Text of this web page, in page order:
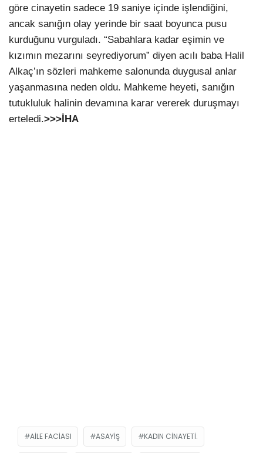
göre cinayetin sadece 19 saniye içinde işlendiğini,
ancak sanığın olay yerinde bir saat boyunca pusu
kurduğunu vurguladı. “Sabahlara kadar eşimin ve
kızımın mezarını seyrediyorum” diyen acılı baba Halil
Alkaç’ın sözleri mahkeme salonunda duygusal anlar
yaşanmasına neden oldu. Mahkeme heyeti, sanığın
tutukluluk halinin devamına karar vererek duruşmayı
erteledi.>>>İHA
AILE FACIASI ASAYIŞ KADIN CINAYETI.